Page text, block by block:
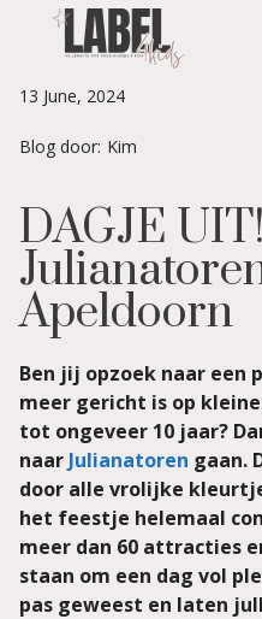
13 June, 2024
Blog door: Kim
DAGJE
Apeldoorn
Ben jij opzoek naar
meer gericht is op
tot ongeveer 10 jaar?
naar Julianatoren gaan.
door alle vrolijke
het feestje helemaal
meer dan 60 attracties
staan om een dag vol
pas geweest en laten